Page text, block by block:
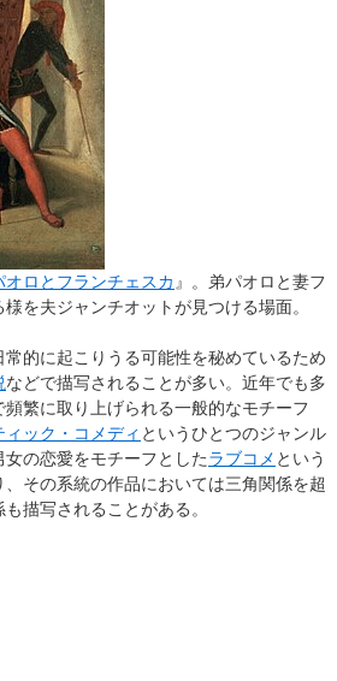
オロとフランチェスカ 』。弟パオロと妻フ
を夫ジャンチオットが見つける場面。
的に起こりうる可能性を秘めているため
などで描写されることが多い。近年でも多
頻繁に取り上げられる一般的なモチーフ
ィック・コメディ というひとつのジャンル
の恋愛をモチーフとしたラブコメ という
その系統の作品においては三角関係を超
描写されることがある。